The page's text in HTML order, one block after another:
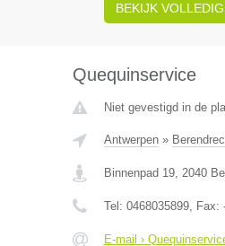
BEKIJK
Quequinservice
Niet gevestigd in de
Antwerpen»
Binnenpad 19, 2040
Tel: 0468035899, Fax:
E-mail ›